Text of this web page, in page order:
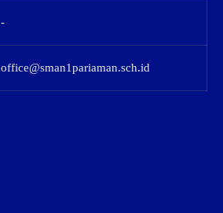
-
office@sman1pariaman.sch.id